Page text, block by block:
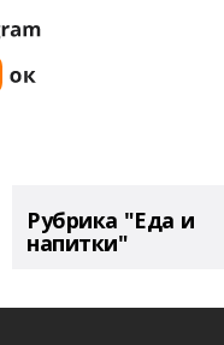
Рубрика "Еда и
напитки"